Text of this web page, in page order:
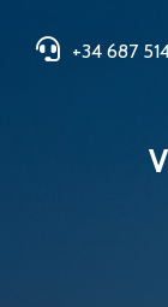
+34 687